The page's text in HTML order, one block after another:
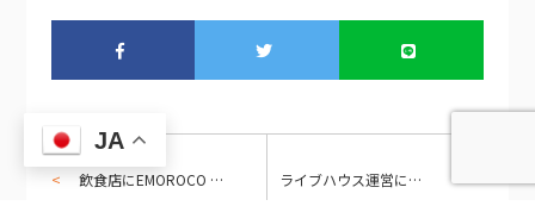
飲食店にEMOROCO CRM Liteを使う — LIBERALE PASTAの常連客管理とリピーター設計 ライブハウス運営にEMOROCO CRM Liteを使う — エンターテインメントビル「ONE LAMP Theater」のイベント管理
JA